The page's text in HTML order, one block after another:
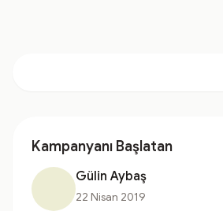
Kampanyanı Başlatan
Gülin Aybaş
22 Nisan 2019